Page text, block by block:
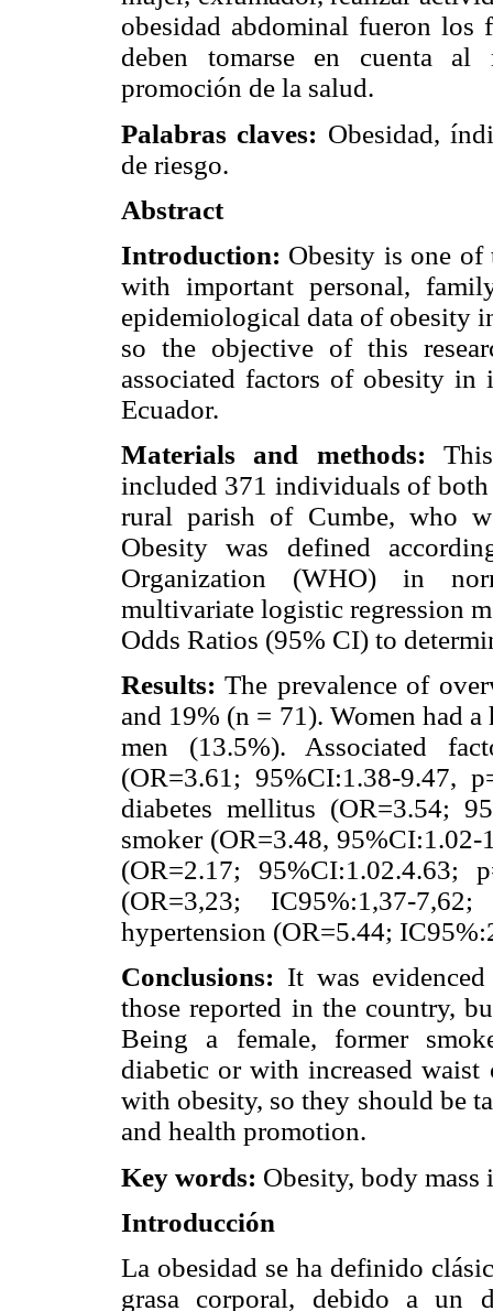
obesidad abdominal fueron los
deben tomarse en cuenta
promoción de la salud.
Palabras claves: Obesidad,
de riesgo.
Abstract
Introduction: Obesity is one of
with important personal,
epidemiological data of obesity
so the objective of this
associated factors of obesity
Ecuador.
Materials and methods:
included 371 individuals of both
rural parish of Cumbe, who
Obesity was defined
Organization (WHO) in
multivariate logistic regression
Odds Ratios (95% CI) to
Results: The prevalence of
and 19% (n = 71). Women had
men (13.5%). Associated
(OR=3.61; 95%CI:1.38-9.47,
diabetes mellitus (OR=3.54;
smoker (OR=3.48,
(OR=2.17; 95%CI:1.02.4.63;
(OR=3,23; IC95%:1,37-
hypertension (OR=5.44;
Conclusions: It was
those reported in the country,
Being a female, former
diabetic or with increased waist
with obesity, so they should be
and health promotion.
Key words: Obesity, body
Introducción
La obesidad se ha definido
grasa corporal, debido a un